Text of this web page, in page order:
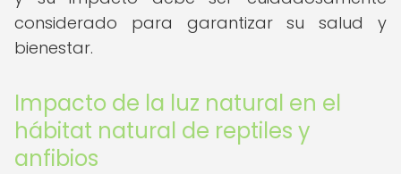
considerado para garantizar su salud y
bienestar.
Impacto de la luz natural en el
hábitat natural de reptiles y
anfibios